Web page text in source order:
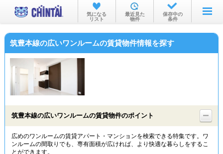
お部屋を探す
沿線・駅から
物件特集から
TOP
気になる
リスト
最近見た
物件
保存中の
条件
筑豊本線の広いワンルームの賃貸物件情報を探す
筑豊本線の広いワンルームの賃貸物件のポイント
広めのワンルームの賃貸アパート・マンションを検索できる特集です。ワ
ンルームの間取りでも、専有面積が広ければ、より快適な暮らしをするこ
とができます。